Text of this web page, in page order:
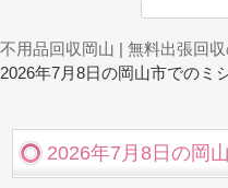
不用品回収岡山 | 無料出張回
2026年7月8日の岡山市でのミ
2026年7月8日の岡